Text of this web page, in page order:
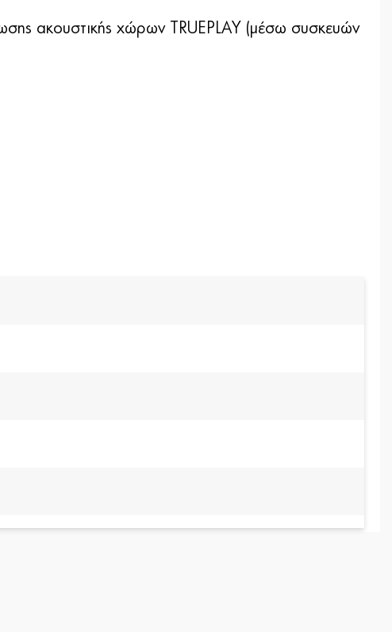
ακουστικής χώρων TRUEPLAY (μέσω συσκευών